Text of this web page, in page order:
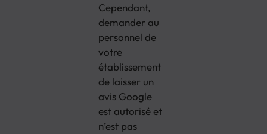
Cependant,
demander au
personnel de
votre
établissement
de laisser un
avis Google
est autorisé et
n’est pas